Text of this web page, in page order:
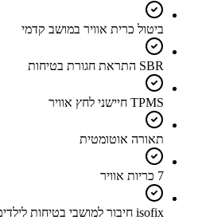
ביטול כרית אוויר במושב קדמי
SBR התראת חגורת בטיחות
TPMS חיישני לחץ אוויר
תאורה אוטומטית
7 כריות אוויר
isofix חיבור למושבי בטיחות לילדים